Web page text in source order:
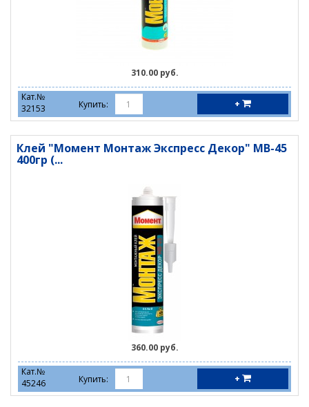
310.00 руб.
Кат.№
32153
Купить: +
Клей "Момент Монтаж Экспресс Декор" МВ-45
400гр (...
360.00 руб.
Кат.№
45246
Купить: +